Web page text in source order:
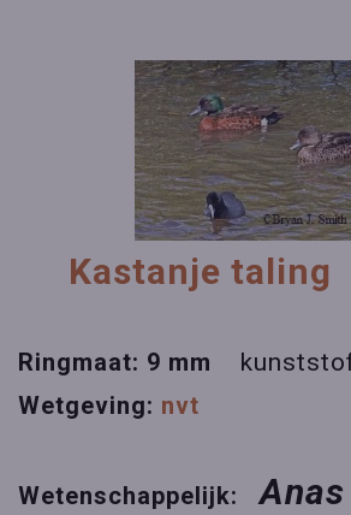
Kastanje taling
Ringmaat: 9 mm
Wetgeving: nvt
Wetenschappelijk:
Anas